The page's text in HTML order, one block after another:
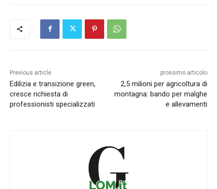
Previous article
Edilizia e transizione green,
cresce richiesta di
professionisti specializzati
prossimo articolo
2,5 milioni per agricoltura di
montagna: bando per malghe
e allevamenti